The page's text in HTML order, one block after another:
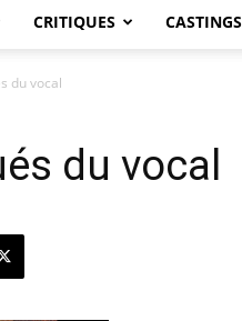
CRITIQUES CASTINGS
du vocal
du vocal